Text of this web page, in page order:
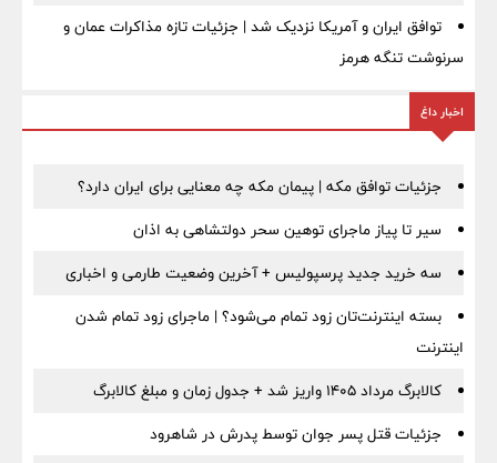
توافق ایران و آمریکا نزدیک شد | جزئیات تازه مذاکرات عمان و
سرنوشت تنگه هرمز
اخبار داغ
جزئیات توافق مکه | پیمان مکه چه معنایی برای ایران دارد؟
سیر تا پیاز ماجرای توهین سحر دولتشاهی به اذان
سه خرید جدید پرسپولیس + آخرین وضعیت طارمی و اخباری
بسته اینترنت‌تان زود تمام می‌شود؟ | ماجرای زود تمام شدن
اینترنت
کالابرگ مرداد ۱۴۰۵ واریز شد + جدول زمان و مبلغ کالابرگ
جزئیات قتل پسر جوان توسط پدرش در شاهرود